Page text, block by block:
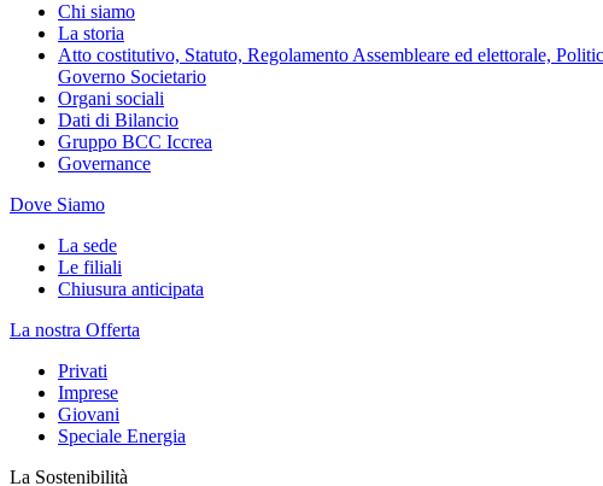
Chi siamo
La storia
Atto costitutivo, Statuto, Regolamento Assembleare ed elettorale,
Governo Societario
Organi sociali
Dati di Bilancio
Gruppo BCC Iccrea
Governance
Dove Siamo
La sede
Le filiali
Chiusura anticipata
La nostra Offerta
Privati
Imprese
Giovani
Speciale Energia
La Sostenibilità